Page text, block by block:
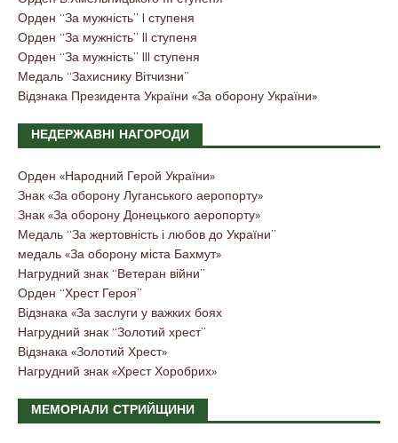
Орден “За мужність” I ступеня
Орден “За мужність” II ступеня
Орден “За мужність” III ступеня
Медаль “Захиснику Вітчизни”
Відзнака Президента України «За оборону України»
НЕДЕРЖАВНІ НАГОРОДИ
Орден «Народний Герой України»
Знак «За оборону Луганського аеропорту»
Знак «За оборону Донецького аеропорту»
Медаль “За жертовність і любов до України”
медаль «За оборону міста Бахмут»
Нагрудний знак “Ветеран війни”
Орден “Хрест Героя”
Відзнака «За заслуги у важких боях
Нагрудний знак “Золотий хрест”
Відзнака «Золотий Хрест»
Нагрудний знак «Хрест Хоробрих»
МЕМОРІАЛИ СТРИЙЩИНИ